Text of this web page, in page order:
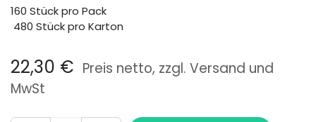
160 Stück pro Pack
480 Stück pro Karton
22,30 € Preis netto, zzgl. Versand und
MwSt